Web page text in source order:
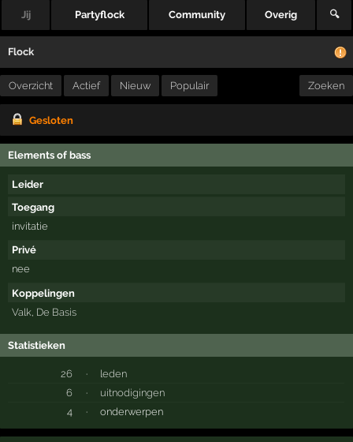
Jij Partyflock Community Overig 🔍
Flock
Overzicht Actief Nieuw Populair Zoeken
Gesloten
Elements of bass
Leider
Toegang
invitatie
Privé
nee
Koppelingen
Valk De Basis
Statistieken
26 ·
leden
6
·
uitnodigingen
4
· onderwerpen